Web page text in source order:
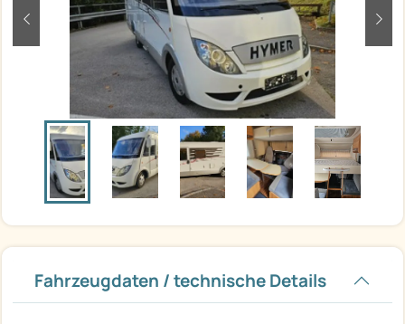
zurück
Fahrzeugdaten / technische Details